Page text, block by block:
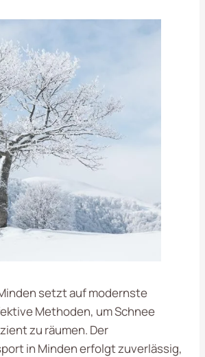
setzt auf modernste
Methoden, um Schnee
zu räumen. Der
in Minden erfolgt zuverlässig,